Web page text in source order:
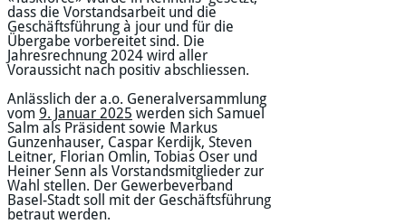
dass die Vorstandsarbeit und die
Geschäftsführung à jour und für die
Übergabe vorbereitet sind. Die
Jahresrechnung 2024 wird aller
Voraussicht nach positiv abschliessen.
Anlässlich der a.o. Generalversammlung
vom 9. Januar 2025 werden sich Samuel
Salm als Präsident sowie Markus
Gunzenhauser, Caspar Kerdijk, Steven
Leitner, Florian Omlin, Tobias Oser und
Heiner Senn als Vorstandsmitglieder zur
Wahl stellen. Der Gewerbeverband
Basel-Stadt soll mit der Geschäftsführung
betraut werden.